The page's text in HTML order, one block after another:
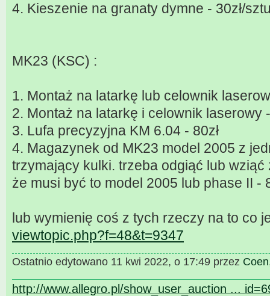
4. Kieszenie na granaty dymne - 30zł/
MK23 (KSC) :
1. Montaż na latarkę lub celownik
2. Montaż na latarkę i celownik laserowy
3. Lufa precyzyjna KM 6.04 - 80zł
4. Magazynek od MK23 model 2005 z
trzymający kulki. trzeba odgiąć lub
że musi być to model 2005 lub phase II -
lub wymienię coś z tych rzeczy na to co
viewtopic.php?f=48&t=9347
Ostatnio edytowano 11 kwi 2022, o 17:49 przez Coen
http://www.allegro.pl/show_user_auction ...